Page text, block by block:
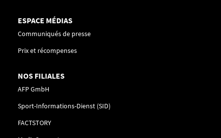
ESPACE MÉDIAS
Communiqués de presse
Prix et récompenses
NOS FILIALES
AFP GmbH
Sport-Informations-Dienst (SID)
FACTSTORY